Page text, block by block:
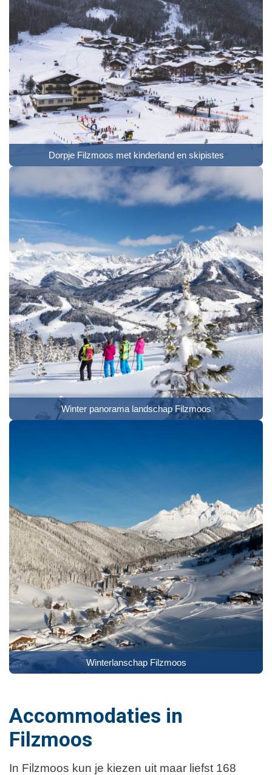
Dorpje Filzmoos met kinderland en skipistes
Winter panorama landschap Filzmoos
Winterlanschap Filzmoos
Accommodaties in
Filzmoos
In Filzmoos kun je kiezen uit maar liefst 168